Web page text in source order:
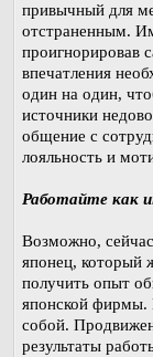
привычный для
отстраненным.
проигнорировав
впечатления
один на один,
источники
общение с
лояльность и
Работайте как
Возможно,
японец, который
получить опыт
японской фирмы.
собой.
результаты